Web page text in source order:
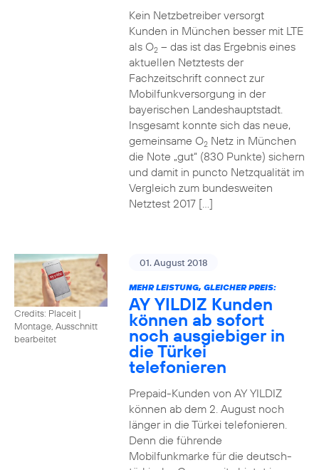
Kein Netzbetreiber versorgt
Kunden in München besser mit LTE
als O2– das ist das Ergebnis eines
aktuellen Netztests der
Fachzeitschrift connect zur
Mobilfunkversorgung in der
bayerischen Landeshauptstadt.
Insgesamt konnte sich das neue,
gemeinsame O2Netz in München
die Note „gut“ (830 Punkte) sichern
und damit in puncto Netzqualität im
Vergleich zum bundesweiten
Netztest 2017 […]
Credits: Placeit |
Montage, Ausschnitt
bearbeitet
01. August 2018
MEHR LEISTUNG, GLEICHER PREIS:
AY YILDIZ Kunden
können ab sofort
noch ausgiebiger in
die Türkei
telefonieren
Prepaid-Kunden von AY YILDIZ
können ab dem 2. August noch
länger in die Türkei telefonieren.
Denn die führende
Mobilfunkmarke für die deutsch-